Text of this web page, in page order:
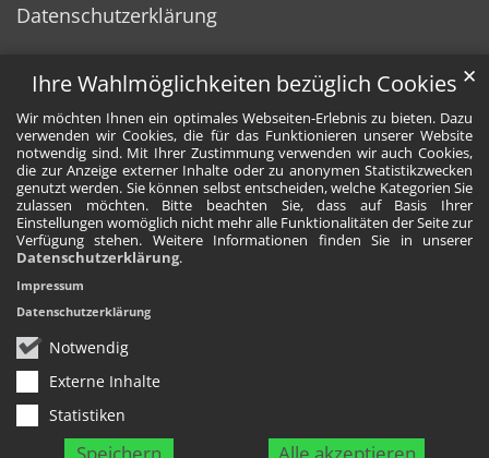
Ihre Wahlmöglichkeiten bezüglich Cookies
Wir möchten Ihnen ein optimales Webseiten-Erlebnis zu bieten. Dazu
verwenden wir Cookies, die für das Funktionieren unserer Website
notwendig sind. Mit Ihrer Zustimmung verwenden wir auch Cookies,
die zur Anzeige externer Inhalte oder zu anonymen Statistikzwecken
genutzt werden. Sie können selbst entscheiden, welche Kategorien Sie
zulassen möchten. Bitte beachten Sie, dass auf Basis Ihrer
Einstellungen womöglich nicht mehr alle Funktionalitäten der Seite zur
Verfügung stehen. Weitere Informationen finden Sie in unserer
Datenschutzerklärung.
Notwendig
Externe Inhalte
Statistiken
Speichern Alle akzeptieren
✕
Impressum
Datenschutzerklärung
Datenschutzerklärung